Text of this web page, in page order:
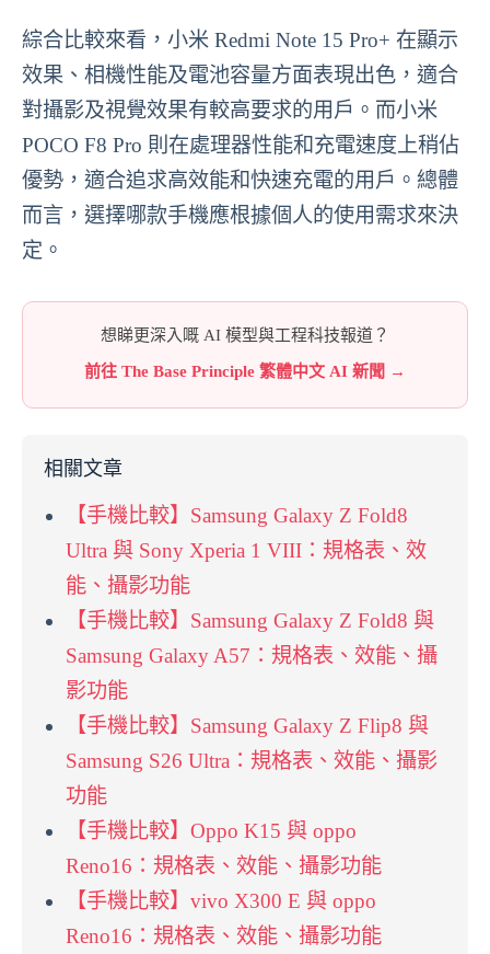
綜合比較來看，小米 Redmi Note 15 Pro+ 在顯示
效果、相機性能及電池容量方面表現出色，適合
對攝影及視覺效果有較高要求的用戶。而小米
POCO F8 Pro 則在處理器性能和充電速度上稍佔
優勢，適合追求高效能和快速充電的用戶。總體
而言，選擇哪款手機應根據個人的使用需求來決
定。
想睇更深入嘅 AI 模型與工程科技報道？
前往 The Base Principle 繁體中文 AI 新聞 →
相關文章
【手機比較】Samsung Galaxy Z Fold8
Ultra 與 Sony Xperia 1 VIII：規格表、效
能、攝影功能
【手機比較】Samsung Galaxy Z Fold8 與
Samsung Galaxy A57：規格表、效能、攝
影功能
【手機比較】Samsung Galaxy Z Flip8 與
Samsung S26 Ultra：規格表、效能、攝影
功能
【手機比較】Oppo K15 與 oppo
Reno16：規格表、效能、攝影功能
【手機比較】vivo X300 E 與 oppo
Reno16：規格表、效能、攝影功能